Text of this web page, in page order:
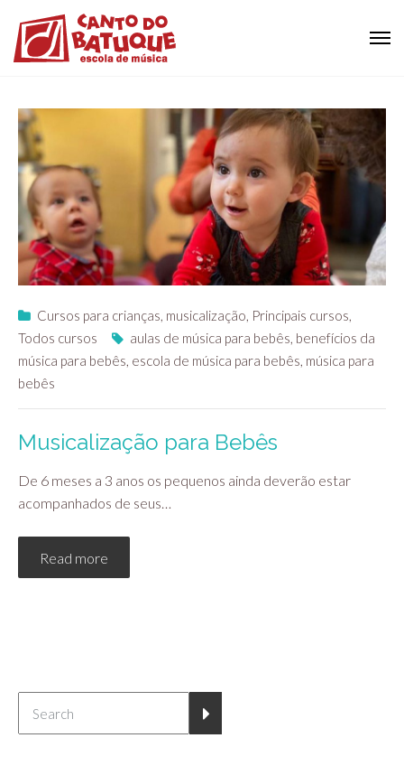
Cursos para crianças, musicalização, Principais cursos,
Todos cursos
aulas de música para bebês, benefícios da
música para bebês, escola de música para bebês, música para
bebês
Musicalização para Bebês
De 6 meses a 3 anos os pequenos ainda deverão estar
acompanhados de seus…
Read more